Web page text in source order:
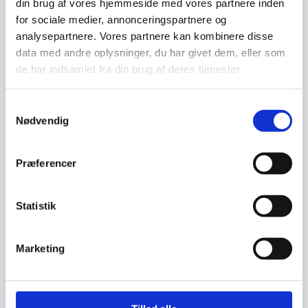
din brug af vores hjemmeside med vores partnere inden
for sociale medier, annonceringspartnere og
analysepartnere. Vores partnere kan kombinere disse
data med andre oplysninger, du har givet dem, eller som
de har indsamlet fra din brug af deres tjenester.
Nødvendig
Præferencer
Statistik
Marketing
10,00DKK
Vi prismatcher
oprindelige
pris
var:
519,00 DKK.
399,00
Den
aktuelle
pris
er:
399,00 DKK.
Vi prismatcher
Wallshop's egenproduktion af
Bålsted med opbevaring i
Wallshop's egenproduktion af
flot bålsted til terrasse, have